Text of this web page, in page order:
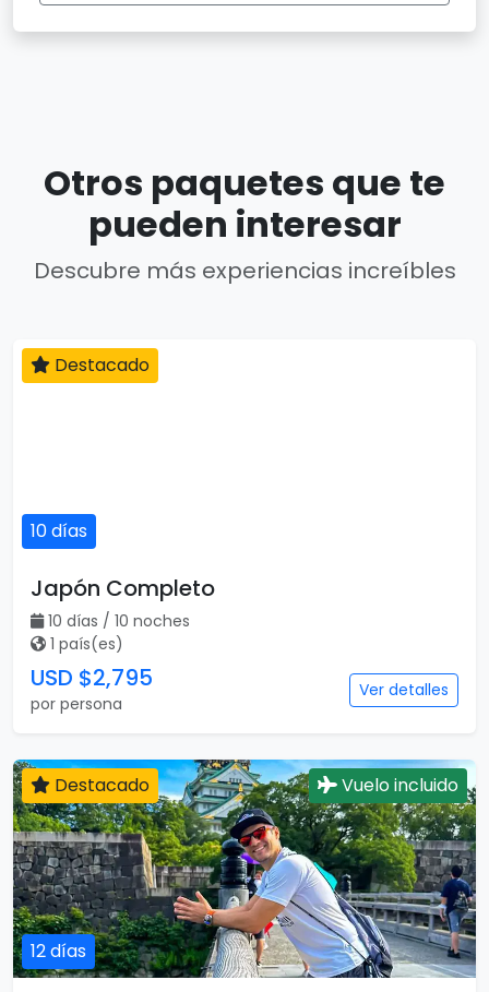
Otros paquetes que te
pueden interesar
Descubre más experiencias increíbles
10 días
Destacado
Japón Completo
10 días / 10 noches
1 país(es)
USD $2,795
por persona
Ver detalles
12 días
Destacado Vuelo incluido